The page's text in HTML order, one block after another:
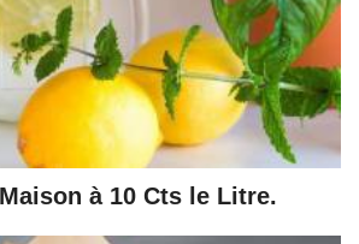
à 10 Cts le Litre.